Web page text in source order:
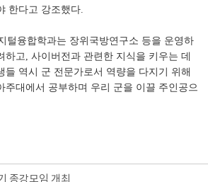
한다고 강조했다.
털융합학과는 장위국방연구소 등을 운영하
하고, 사이버전과 관련한 지식을 키우는 데
들 역시 군 전문가로서 역량을 다지기 위해
주대에서 공부하며 우리 군을 이끌 주인공으
종강모임 개최